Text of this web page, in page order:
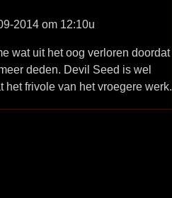
2014 om 12:10u
wat uit het oog verloren doordat
deden. Devil Seed is wel
het frivole van het vroegere werk.